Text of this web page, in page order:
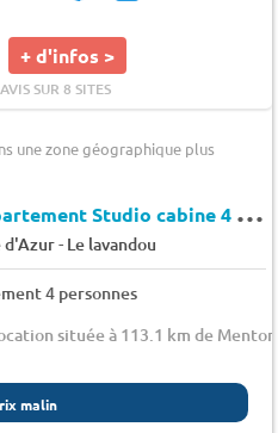
+ d'infos >
SUR 8 SITES
une zone géographique plus
A
ppartement Studio cabine 4 couchages LE LAVANDOU - Restanques
d'Azur- Le lavandou
4 personnes
située à 113.1 km de Menton
malin